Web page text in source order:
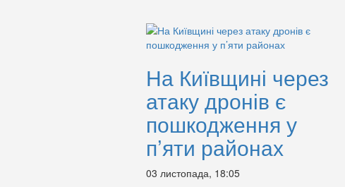
На Київщині через
атаку дронів є
пошкодження у
п’яти районах
03 листопада, 18:05